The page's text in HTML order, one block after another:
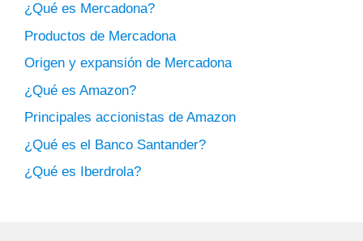
¿Qué es Mercadona?
Productos de Mercadona
Origen y expansión de Mercadona
¿Qué es Amazon?
Principales accionistas de Amazon
¿Qué es el Banco Santander?
¿Qué es Iberdrola?